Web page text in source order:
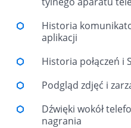
Historia
aplikacji
Historia połączeń i
Podgląd zdjęć i
Dźwięki wokół
nagrania